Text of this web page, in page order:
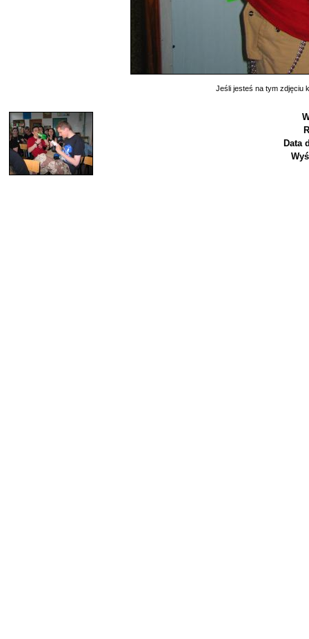
Jeśli jesteś na tym zdjęciu
Data